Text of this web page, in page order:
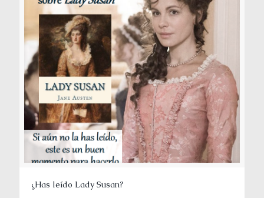
¿Has leído Lady Susan?